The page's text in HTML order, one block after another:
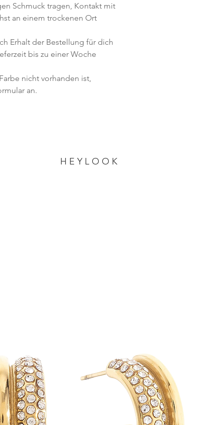
Schmuck tragen, Kontakt mit
an einem trockenen Ort
Erhalt der Bestellung für dich
bis zu einer Woche
nicht vorhanden ist,
an.
H E Y L O O K